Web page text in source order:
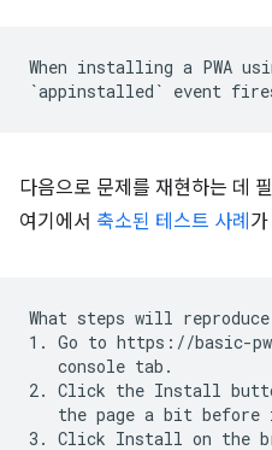
When installing a PWA
다음으로 문제를 재현하는 데
여기에서 축소된 테스트 사례
What steps will
1. Go to https://basic-
   console tab.
2. Click the Install
the page a bit before